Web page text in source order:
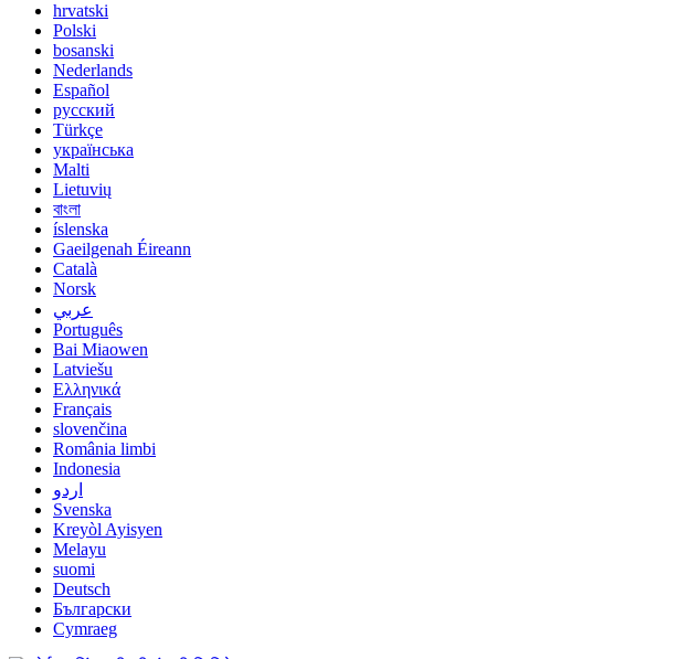
hrvatski
Polski
bosanski
Nederlands
Español
русский
Türkçe
українська
Malti
Lietuvių
বাংলা
íslenska
Gaeilgenah Éireann
Català
Norsk
عربي
Português
Bai Miaowen
Latviešu
Ελληνικά
Français
slovenčina
România limbi
Indonesia
اردو
Svenska
Kreyòl Ayisyen
Melayu
suomi
Deutsch
Български
Cymraeg